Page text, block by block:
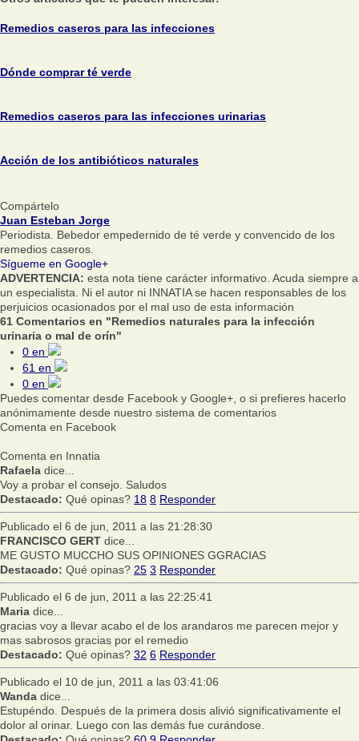
Remedios caseros para las infecciones
Dónde comprar té verde
Remedios caseros para las infecciones urinarias
Acción de los antibióticos naturales
Compártelo
Juan Esteban Jorge
Periodista. Bebedor empedernido de té verde y convencido de los
remedios caseros.
Sígueme en Google+
ADVERTENCIA: esta nota tiene carácter informativo. Acuda siempre a
un especialista. Ni el autor ni INNATIA se hacen responsables de los
perjuicios ocasionados por el mal uso de esta información
61 Comentarios en "Remedios naturales para la infección
urinaria o mal de orín"
0 en
61 en
0 en
Puedes comentar desde Facebook y Google+, o si prefieres hacerlo
anónimamente desde nuestro sistema de comentarios
Comenta en Facebook
Comenta en Innatia
Rafaela dice...
Voy a probar el consejo. Saludos
Destacado: Qué opinas? 18 8 Responder
Publicado el 6 de jun, 2011 a las 21:28:30
FRANCISCO GERT dice...
ME GUSTO MUCCHO SUS OPINIONES GGRACIAS
Destacado: Qué opinas? 25 3 Responder
Publicado el 6 de jun, 2011 a las 22:25:41
Maria dice...
gracias voy a llevar acabo el de los arandaros me parecen mejor y
mas sabrosos gracias por el remedio
Destacado: Qué opinas? 32 6 Responder
Publicado el 10 de jun, 2011 a las 03:41:06
Wanda dice...
Estupéndo. Después de la primera dosis alivió significativamente el
dolor al orinar. Luego con las demás fue curándose.